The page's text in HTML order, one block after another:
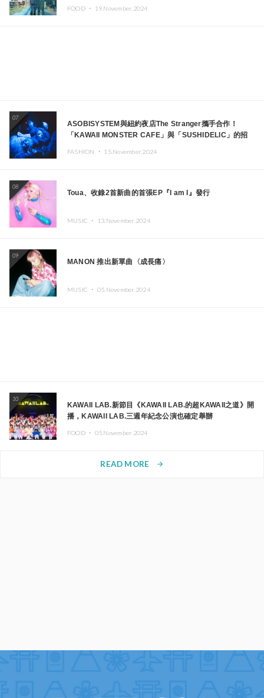
FOOD ・ 19.November.2024
07
ASOBISYSTEM與紐約夜店The Stranger攜手合作！
「KAWAII MONSTER CAFE」與「SUSHIDELIC」的招
FASHION ・ 15.November.2024
08
Toua、收錄2首新曲的首張EP『I am I』發行
MUSIC ・ 13.November.2024
09
MANON 推出新單曲〈成長痛〉
MUSIC ・ 05.November.2024
10
KAWAII LAB.新節目《KAWAII LAB.的超KAWAII之道》開
播，KAWAII LAB.三週年紀念公演也確定舉辦
FOOD ・ 05.November.2024
READ MORE arrow_forward